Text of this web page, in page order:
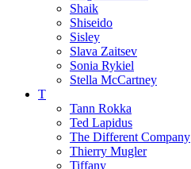
Shaik
Shiseido
Sisley
Slava Zaitsev
Sonia Rykiel
Stella McCartney
T
Tann Rokka
Ted Lapidus
The Different Company
Thierry Mugler
Tiffany